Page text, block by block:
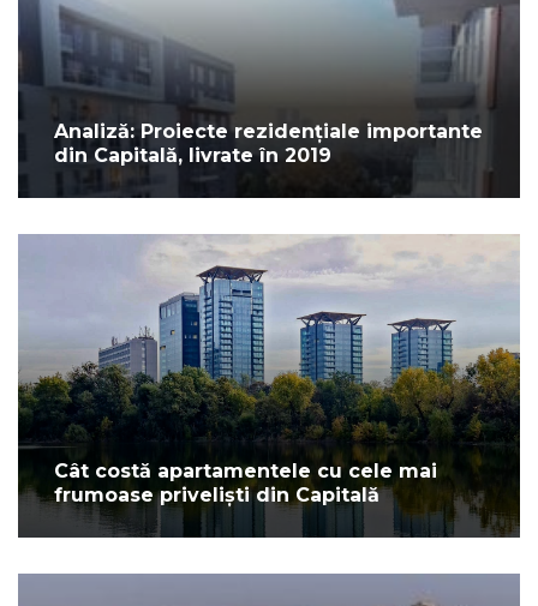
Analiză: Proiecte rezidențiale importante
din Capitală, livrate în 2019
Cât costă apartamentele cu cele mai
frumoase priveliști din Capitală